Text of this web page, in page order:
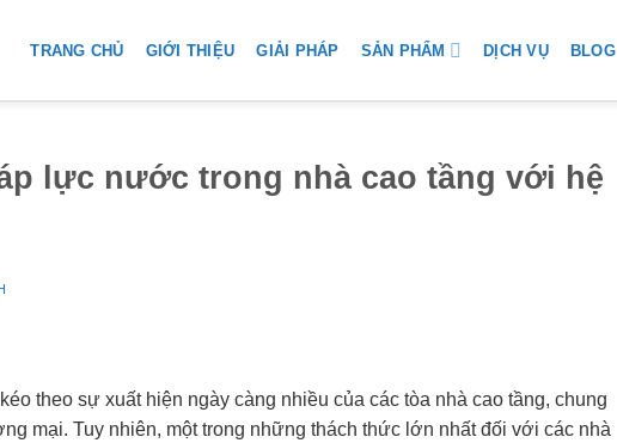
TRANG CHỦ GIỚI THIỆU GIẢI PHÁP SẢN PHẨM DỊCH VỤ BLOG
lực nước trong nhà cao tầng với hệ
theo sự xuất hiện ngày càng nhiều của các tòa nhà cao tầng, chung
mại. Tuy nhiên, một trong những thách thức lớn nhất đối với các nhà